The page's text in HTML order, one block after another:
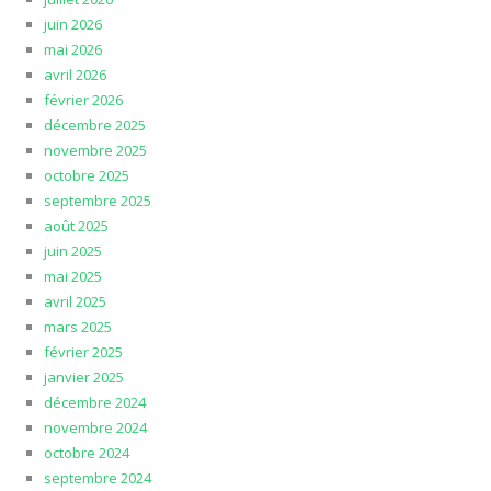
juin 2026
mai 2026
avril 2026
février 2026
décembre 2025
novembre 2025
octobre 2025
septembre 2025
août 2025
juin 2025
mai 2025
avril 2025
mars 2025
février 2025
janvier 2025
décembre 2024
novembre 2024
octobre 2024
septembre 2024